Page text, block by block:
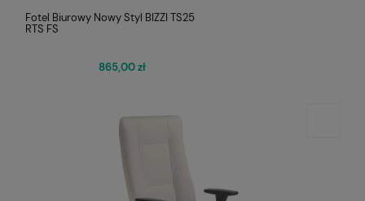
Fotel Biurowy Nowy Styl BIZZI TS25
RTS FS
865,00 zł